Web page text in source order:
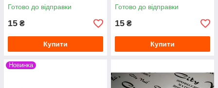
Готово до відправки
15 ₴
Купити
Готово до відправки
15 ₴
Купити
Новинка